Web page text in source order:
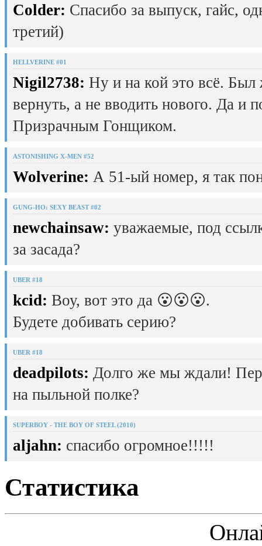
Colder: Спасибо за выпуск, гайс,
третий)
HELLVERINE #01
Nigil2738: Ну и на кой это всё.
вернуть, а не вводить нового. Да и
Призрачным Гонщиком.
ASTONISHING X-MEN #52
Wolverine: А 51-ый номер, я так
GUNG-HO: SEXY BEAST #02
newchainsaw: уважаемые, под
за засада?
UBER #18
kcid: Воу, вот это да 😮😮😮.
Будете добивать серию?
UBER #18
deadpilots: Долго же мы ждали!
на пыльной полке?
SUPERBOY - THE BOY OF STEEL (2010)
aljahn: спасибо огромное!!!!!
Статистика